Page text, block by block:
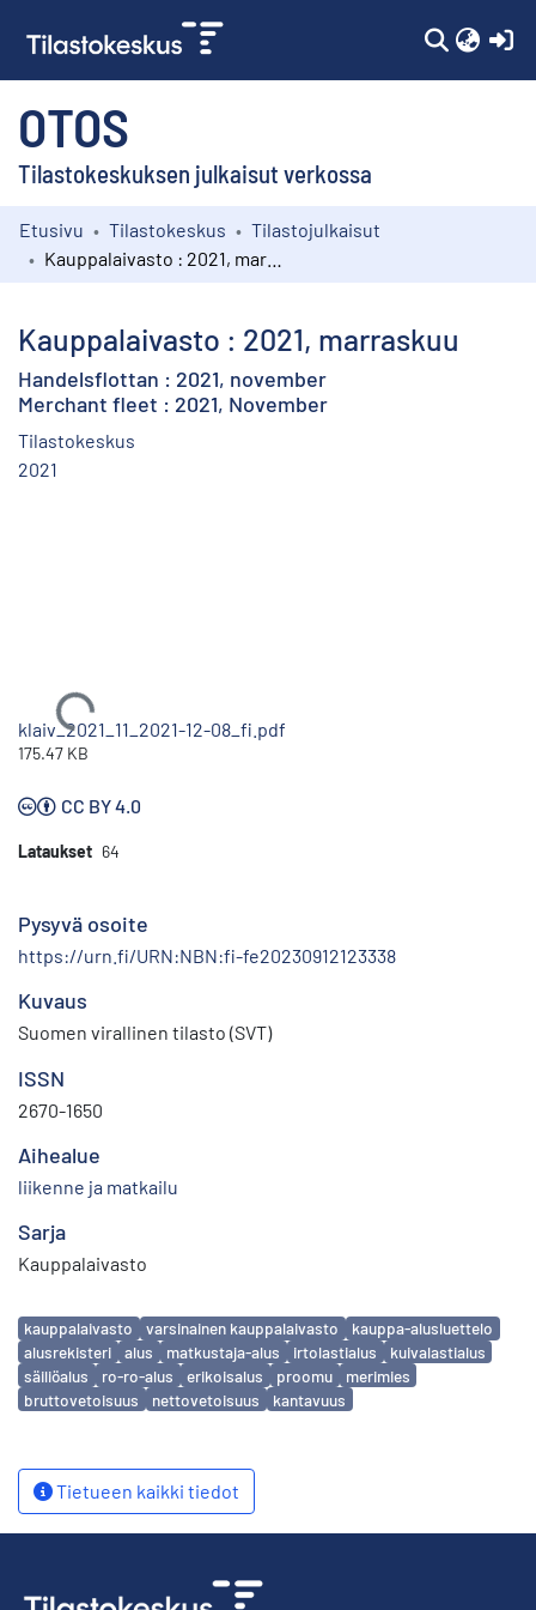
OTOS
Tilastokeskuksen julkaisut verkossa
Kokoelmat
Etusivu Tilastokeskus
Tilastojulkaisut
Kauppalaivasto : 2021, marraskuu
Handelsflottan : 2021, november
Merchant fleet : 2021, November
Tilastokeskus
2021
Ladataan...
klaiv_2021_11_2021-12-08_fi.pdf
175.47 KB
CC BY 4.0
Lataukset 64
Pysyvä osoite
https://urn.fi/URN:NBN:fi-fe20230912123338
Kuvaus
Suomen virallinen tilasto (SVT)
ISSN
2670-1650
Aihealue
liikenne ja matkailu
Sarja
Kauppalaivasto
Avainsanat
kauppalaivasto varsinainen kauppalaivasto
kauppa-alusluettelo
alusrekisteri
alus matkustaja-alus irtolastialus
kuivalastialus
säiliöalus
ro-ro-alus erikoisalus proomu
merimies
bruttovetoisuus
nettovetoisuus kantavuus
Tietueen kaikki tiedot